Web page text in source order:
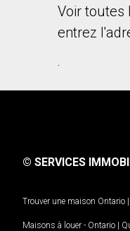
Voir toutes
entrez
.
© SERVICES
Trouver une maison Ontario |
Maisons à louer - Ontario |